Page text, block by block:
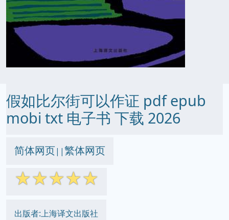
假如比尔街可以作证 pdf epub
mobi txt 电子书 下载 2026
简体网页||繁体网页
☆☆☆☆☆
出版者:上海译文出版社